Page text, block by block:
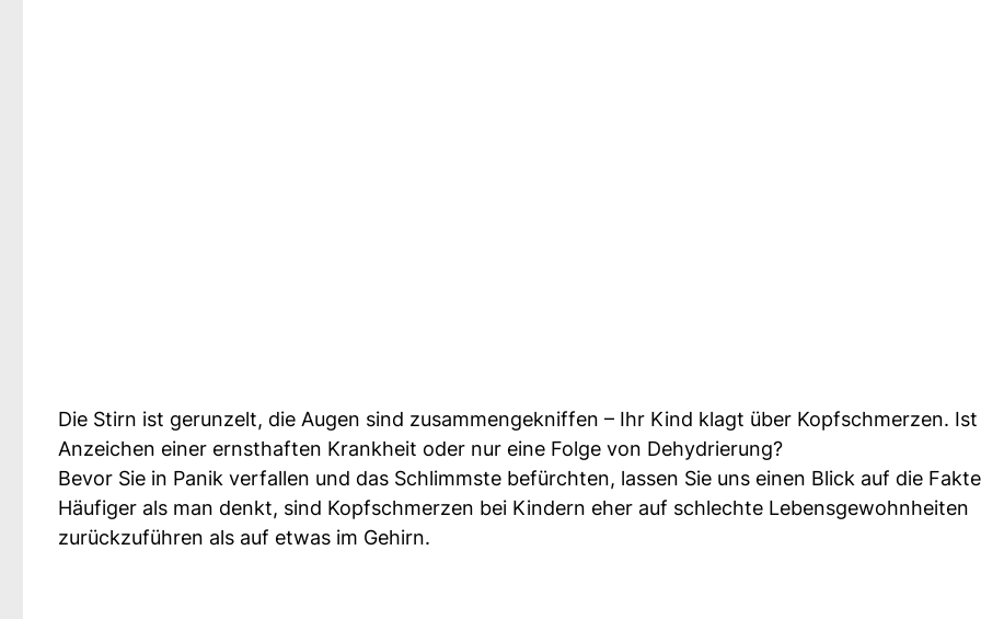
Die Stirn ist gerunzelt, die Augen sind zusammengekniffen – Ihr Kind klagt über Kopfschmerzen. Ist
Anzeichen einer ernsthaften Krankheit oder nur eine Folge von Dehydrierung?
Bevor Sie in Panik verfallen und das Schlimmste befürchten, lassen Sie uns einen Blick auf die
Häufiger als man denkt, sind Kopfschmerzen bei Kindern eher auf schlechte Lebensgewohnheiten
zurückzuführen als auf etwas im Gehirn.